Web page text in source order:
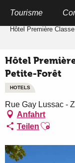
principal
Tourisme
Hôtel Première
Hôtel
Petite-Forêt
HOTELS
Rue Gay Lussac -
Anfahrt
Teilen Ajouter